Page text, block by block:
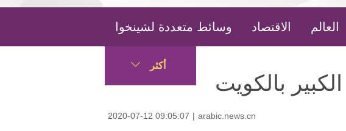
العالم الاقتصاد وسائط متعددة لشينخوا
أكثر
بالكويت
2020-07-12 09:05:07 | arabic.news.cn